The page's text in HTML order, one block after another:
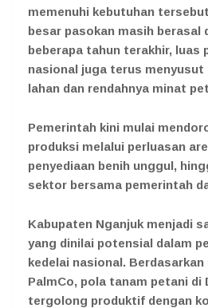
memenuhi kebutuhan
besar pasokan masih berasal
beberapa tahun terakhir, luas
nasional juga terus menyusut
lahan dan rendahnya minat
Pemerintah kini mulai
produksi melalui perluasan
penyediaan benih unggul,
sektor bersama pemerintah
Kabupaten Nganjuk menjadi
yang dinilai potensial dalam
kedelai nasional.
PalmCo, pola tanam petani di
tergolong produktif dengan